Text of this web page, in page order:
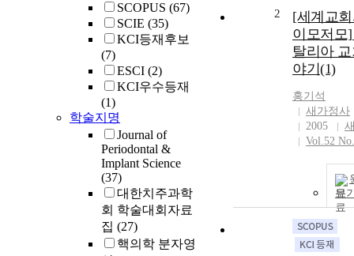
SCOPUS (67)
SCIE (35)
KCI등재후보
(7)
ESCI (2)
KCI우수등재
(1)
학술지명
Journal of
Periodontal &
Implant Science
(37)
대한치주과학
회 학술대회자료
집 (27)
핵의학 분자영
2
[세계교
이모저모
탈리아
야기(1)
홍기석
새가정사
2005
Vol.52
보